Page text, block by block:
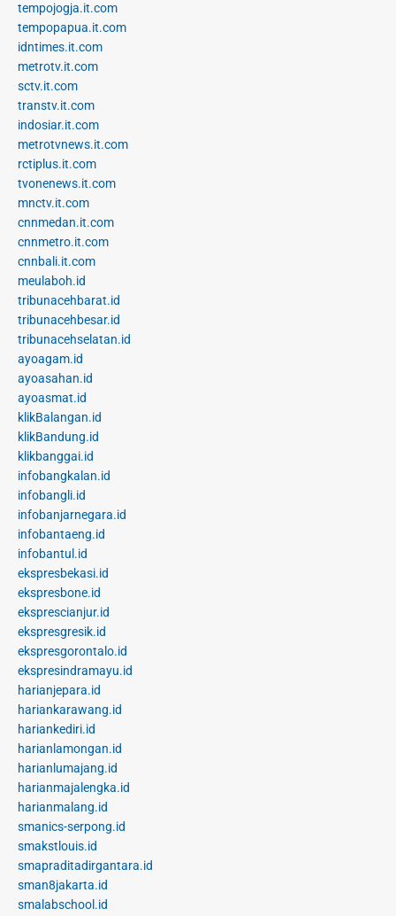
tempojogja.it.com
tempopapua.it.com
idntimes.it.com
metrotv.it.com
sctv.it.com
transtv.it.com
indosiar.it.com
metrotvnews.it.com
rctiplus.it.com
tvonenews.it.com
mnctv.it.com
cnnmedan.it.com
cnnmetro.it.com
cnnbali.it.com
meulaboh.id
tribunacehbarat.id
tribunacehbesar.id
tribunacehselatan.id
ayoagam.id
ayoasahan.id
ayoasmat.id
klikBalangan.id
klikBandung.id
klikbanggai.id
infobangkalan.id
infobangli.id
infobanjarnegara.id
infobantaeng.id
infobantul.id
ekspresbekasi.id
ekspresbone.id
eksprescianjur.id
ekspresgresik.id
ekspresgorontalo.id
ekspresindramayu.id
harianjepara.id
hariankarawang.id
hariankediri.id
harianlamongan.id
harianlumajang.id
harianmajalengka.id
harianmalang.id
smanics-serpong.id
smakstlouis.id
smapraditadirgantara.id
sman8jakarta.id
smalabschool.id